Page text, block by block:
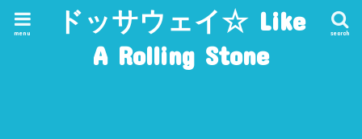
ドッサウェイ☆ Like
A Rolling Stone
search
menu